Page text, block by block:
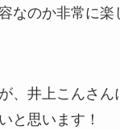
なのか非常に楽
、 井上こんさん
と思います！